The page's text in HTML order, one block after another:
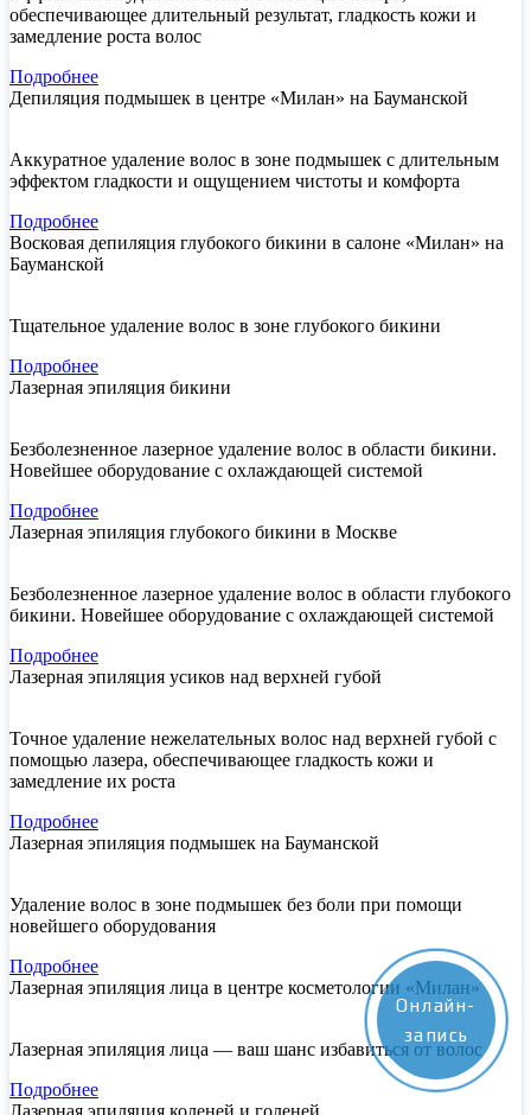
Онлайн-
запись
обеспечивающее длительный результат, гладкость кожи и
замедление роста волос
Подробнее
Депиляция подмышек в центре «Милан» на Бауманской
Аккуратное удаление волос в зоне подмышек с длительным
эффектом гладкости и ощущением чистоты и комфорта
Подробнее
Восковая депиляция глубокого бикини в салоне «Милан» на
Бауманской
Тщательное удаление волос в зоне глубокого бикини
Подробнее
Лазерная эпиляция бикини
Безболезненное лазерное удаление волос в области бикини.
Новейшее оборудование с охлаждающей системой
Подробнее
Лазерная эпиляция глубокого бикини в Москве
Безболезненное лазерное удаление волос в области глубокого
бикини. Новейшее оборудование с охлаждающей системой
Подробнее
Лазерная эпиляция усиков над верхней губой
Точное удаление нежелательных волос над верхней губой с
помощью лазера, обеспечивающее гладкость кожи и
замедление их роста
Подробнее
Лазерная эпиляция подмышек на Бауманской
Удаление волос в зоне подмышек без боли при помощи
новейшего оборудования
Подробнее
Лазерная эпиляция лица в центре косметологии «Милан»
Лазерная эпиляция лица — ваш шанс избавиться от волос
Подробнее
Лазерная эпиляция коленей и голеней